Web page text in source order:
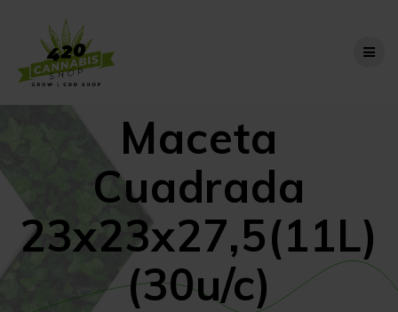
Maceta
Cuadrada
23x23x27,5(11L)
(30u/c)